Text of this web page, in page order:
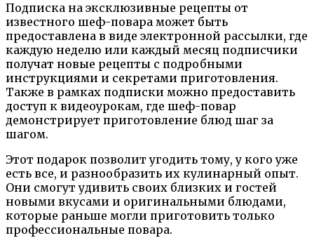
Подписка на эксклюзивные рецепты от
известного шеф-повара может быть
предоставлена в виде электронной рассылки, где
каждую неделю или каждый месяц подписчики
получат новые рецепты с подробными
инструкциями и секретами приготовления.
Также в рамках подписки можно предоставить
доступ к видеоурокам, где шеф-повар
демонстрирует приготовление блюд шаг за
шагом.
Этот подарок позволит угодить тому, у кого уже
есть все, и разнообразить их кулинарный опыт.
Они смогут удивить своих близких и гостей
новыми вкусами и оригинальными блюдами,
которые раньше могли приготовить только
профессиональные повара.